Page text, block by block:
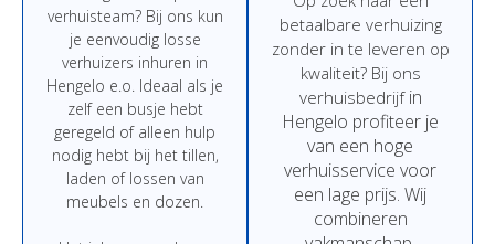
verhuisteam? Bij ons kun
je eenvoudig losse
verhuizers inhuren in
Hengelo e.o. Ideaal als je
zelf een busje hebt
geregeld of alleen hulp
nodig hebt bij het tillen,
laden of lossen van
meubels en dozen.
betaalbare verhuizing
zonder in te leveren op
kwaliteit? Bij ons
verhuisbedrijf in
Hengelo profiteer je
van een hoge
verhuisservice voor
een lage prijs. Wij
combineren